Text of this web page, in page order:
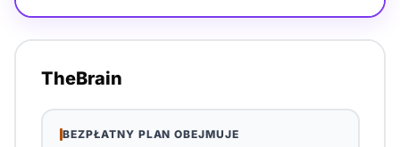
TheBrain
BEZPŁATNY PLAN OBEJMUJE